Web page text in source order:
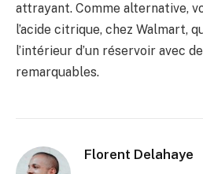
attrayant. Comme alternative,
l’acide citrique, chez Walmart,
l’intérieur d’un réservoir avec
remarquables.
Florent Delahaye